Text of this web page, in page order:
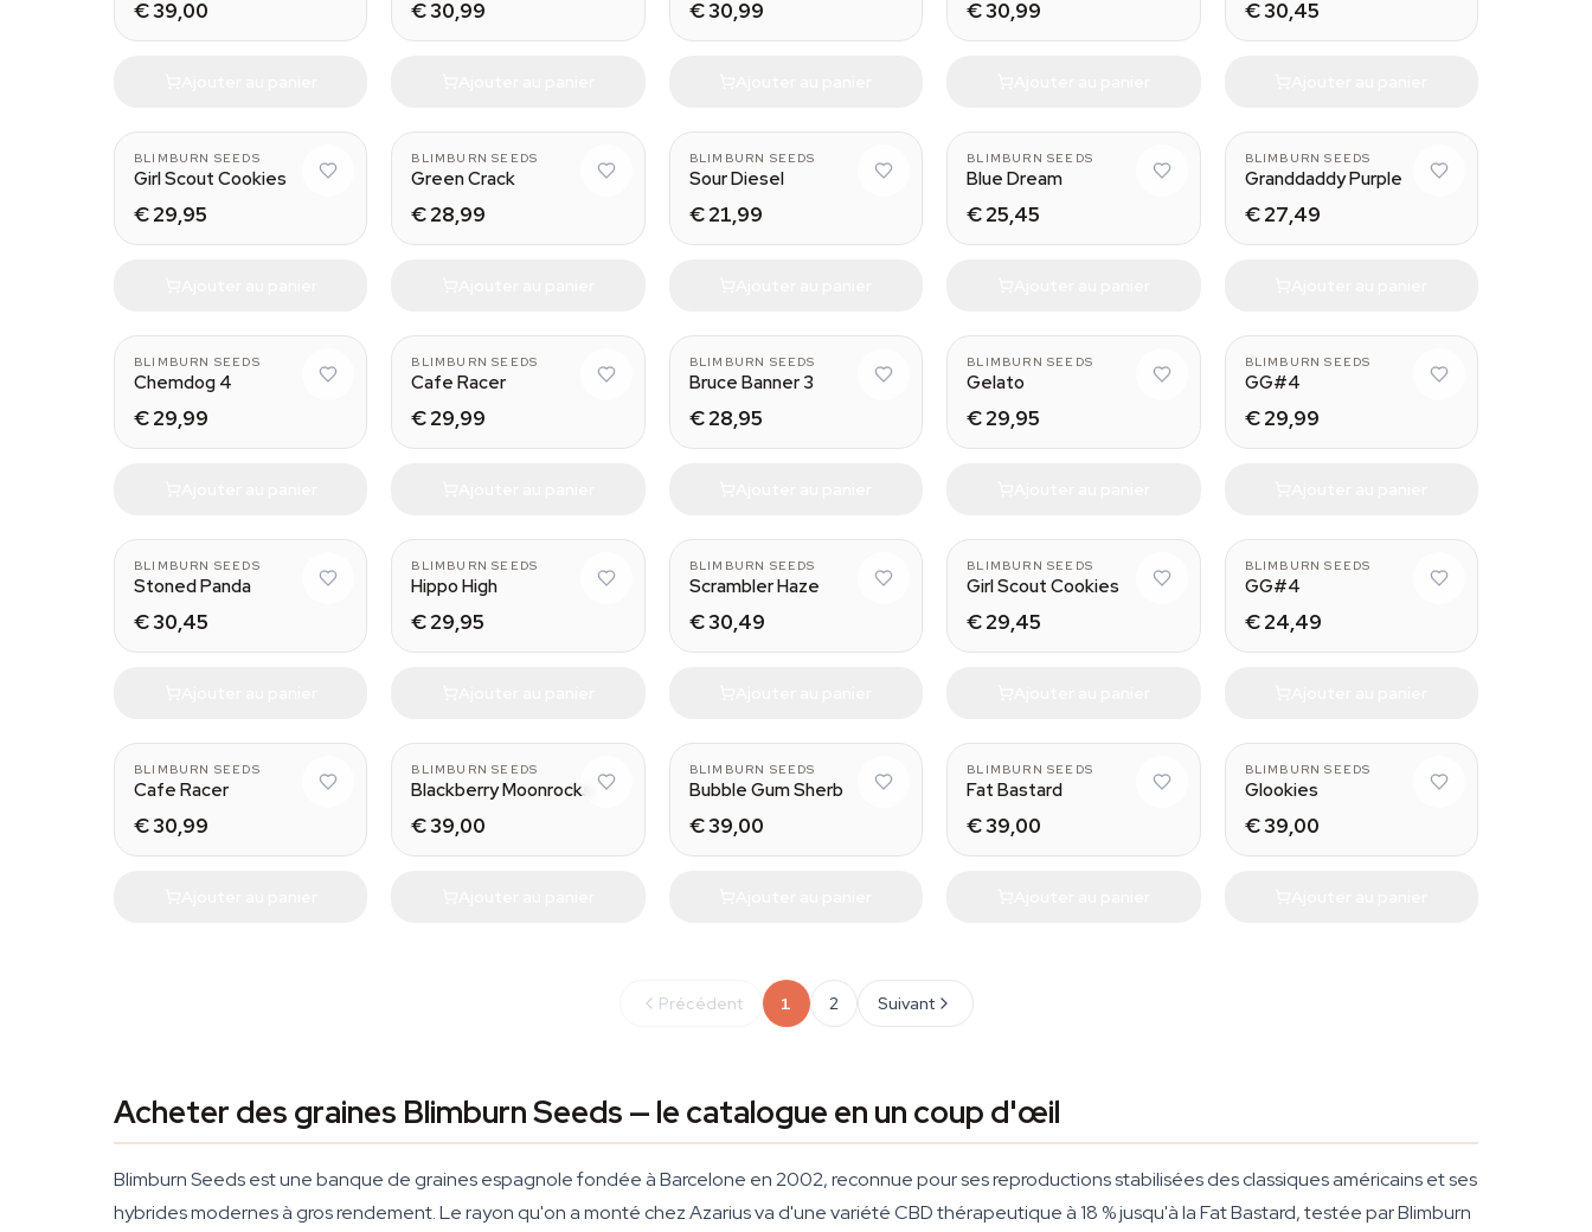
€ 39,00 € 30,99 € 30,99 € 30,99 € 30,45
BLIMBURN SEEDS
Girl Scout Cookies
€ 29,95
BLIMBURN SEEDS
Green Crack
€ 28,99
BLIMBURN SEEDS
Sour Diesel
€ 21,99
BLIMBURN SEEDS
Blue Dream
€ 25,45
BLIMBURN SEEDS
Granddaddy Purple
€ 27,49
BLIMBURN SEEDS
Chemdog 4
€ 29,99
BLIMBURN SEEDS
Cafe Racer
€ 29,99
BLIMBURN SEEDS
Bruce Banner 3
€ 28,95
BLIMBURN SEEDS
Gelato
€ 29,95
BLIMBURN SEEDS
GG#4
€ 29,99
BLIMBURN SEEDS
Stoned Panda
€ 30,45
BLIMBURN SEEDS
Hippo High
€ 29,95
BLIMBURN SEEDS
Scrambler Haze
€ 30,49
BLIMBURN SEEDS
Girl Scout Cookies
€ 29,45
BLIMBURN SEEDS
GG#4
€ 24,49
BLIMBURN SEEDS
Cafe Racer
€ 30,99
BLIMBURN SEEDS
Blackberry Moonrocks
€ 39,00
BLIMBURN SEEDS
Bubble Gum Sherb
€ 39,00
BLIMBURN SEEDS
Fat Bastard
€ 39,00
BLIMBURN SEEDS
Glookies
€ 39,00
Précédent 1 2 Suivant
Acheter des graines Blimburn Seeds — le catalogue en un coup d'œil
Blimburn Seeds est une banque de graines espagnole fondée à Barcelone en 2002, reconnue pour ses reproductions stabilisées des classiques américains et ses
hybrides modernes à gros rendement. Le rayon qu'on a monté chez Azarius va d'une variété CBD thérapeutique à 18 % jusqu'à la Fat Bastard, testée par Blimburn